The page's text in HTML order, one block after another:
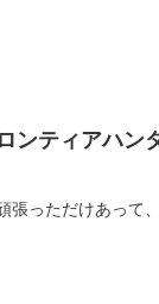
ンティアハン
張っただけあって